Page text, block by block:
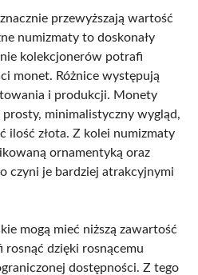
przewyższają wartość
numizmaty to doskonały
kolekcjonerów potrafi
monet. Różnice występują
i produkcji. Monety
minimalistyczny wygląd,
ilość złota. Z kolei numizmaty
ornamentyką oraz
czyni je bardziej atrakcyjnymi
mogą mieć niższą zawartość
dzięki rosnącemu
dostępności. Z tego